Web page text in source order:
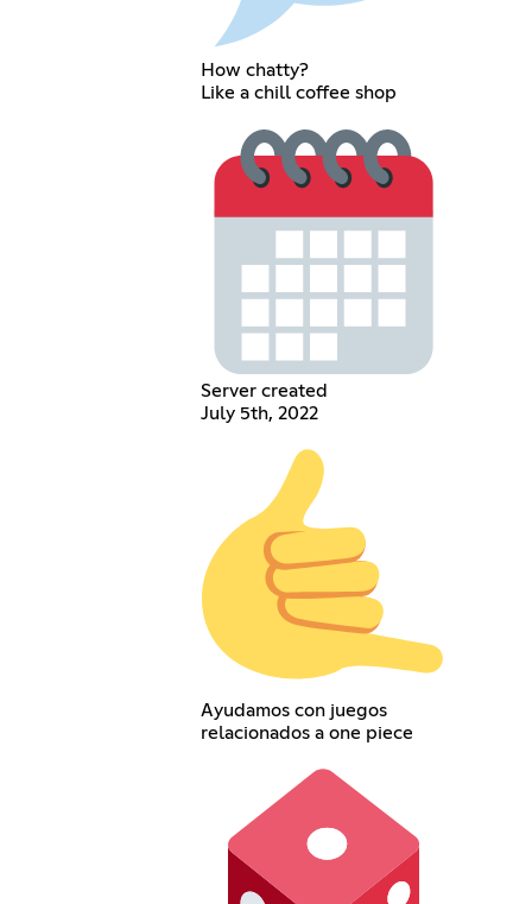
How chatty?
Like a chill coffee shop
Server created
July 5th, 2022
Ayudamos con juegos
relacionados a one piece